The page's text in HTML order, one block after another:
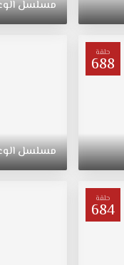
مسلسل
حلقة
688
مسلسل
حلقة
684